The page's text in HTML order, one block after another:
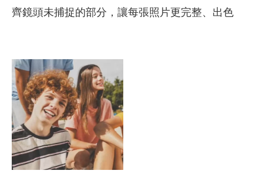
齊鏡頭未捕捉的部分，讓每張照片更完整、出色